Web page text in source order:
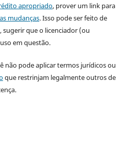
apropriado, prover um link para
mudanças. Isso pode ser feito de
que o licenciador (ou
em questão.
não pode aplicar termos jurídicos ou
que restrinjam legalmente outros de